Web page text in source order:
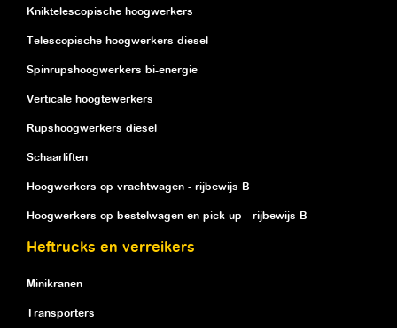
Kniktelescopische hoogwerkers
Telescopische hoogwerkers diesel
Spinrupshoogwerkers bi-energie
Verticale hoogtewerkers
Rupshoogwerkers diesel
Schaarliften
Hoogwerkers op vrachtwagen - rijbewijs B
Hoogwerkers op bestelwagen en pick-up - rijbewijs B
Heftrucks en verreikers
Minikranen
Transporters